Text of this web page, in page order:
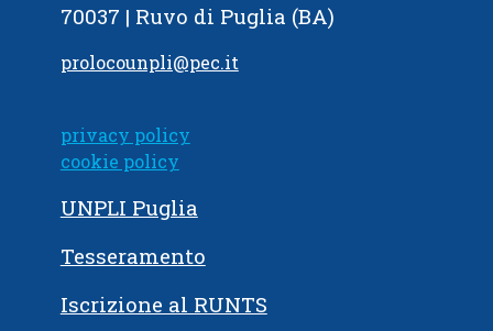
70037 | Ruvo di Puglia (BA)
prolocounpli@pec.it
privacy policy
cookie policy
UNPLI Puglia
Tesseramento
Iscrizione al RUNTS